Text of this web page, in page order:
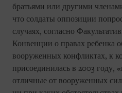
братьями или другими
что солдаты оппозиции
случаях, согласно
Конвенции о правах ребенка
вооруженных конфликтах, к
присоединилась в 2003 году,
отличные от вооруженных